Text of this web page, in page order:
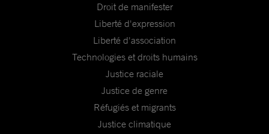
Droit de manifester
Liberté d'expression
Liberté d'association
Technologies et droits humains
Justice raciale
Justice de genre
Réfugiés et migrants
Justice climatique